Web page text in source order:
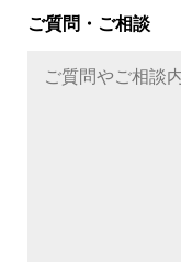
ご質問・ご相談